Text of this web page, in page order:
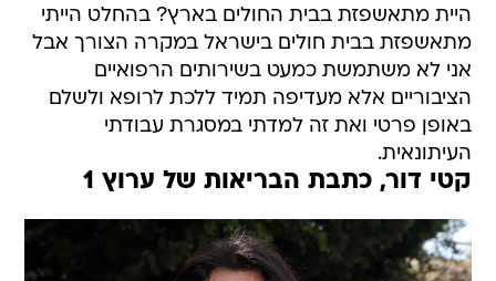
היית מתאשפזת בבית החולים בארץ? בהחלט הייתי
מתאשפזת בבית חולים בישראל במקרה הצורך אבל
אני לא משתמשת כמעט בשירותים הרפואיים
הציבוריים אלא מעדיפה תמיד ללכת לרופא ולשלם
באופן פרטי ואת זה למדתי במסגרת עבודתי
העיתונאית.
קטי דור, כתבת הבריאות של ערוץ 1